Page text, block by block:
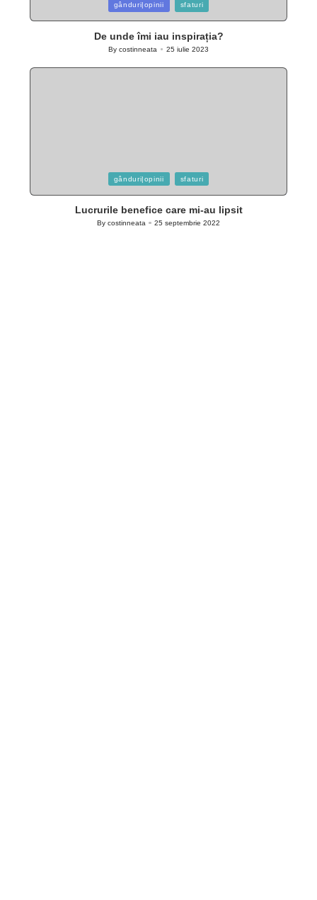
in
gânduri|opinii sfaturi
De unde îmi iau inspirația?
Posted
Bycostinneata 25 iulie 2023
in
gânduri|opinii sfaturi
Lucrurile benefice care mi-au lipsit
Posted
By costinneata 25 septembrie 2022